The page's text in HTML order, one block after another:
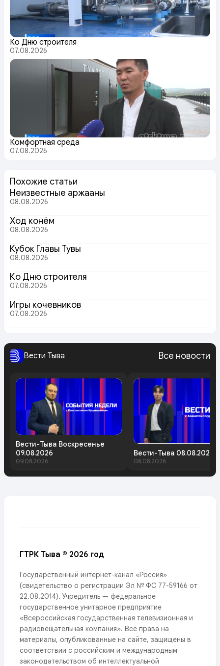
Ко Дню строителя
07.08.2026
Комфортная среда
07.08.2026
Похожие статьи
Неизвестные аржааны
08.08.2026
Ход конём
08.08.2026
Кубок Главы Тувы
08.08.2026
Ко Дню строителя
07.08.2026
Игры кочевников
07.08.2026
Вести Тыва Все новости
Вести-Тыва Воскресенье
09.08.2026
09.08.2026
Вести-Тыва 08.08.2026
08.08.2026
ГТРК Тыва © 2026 год
Государственный интернет-канал «Россия»
(свидетельство о регистрации Эл № ФС 77-59166 от
22.08.2014). Учредитель — федеральное
государственное унитарное предприятие
«Всероссийская государственная телевизионная и
радиовещательная компания». Все права на
материалы, опубликованные на сайте, защищены в
соответствии с российским и международным
законодательством об интеллектуальной